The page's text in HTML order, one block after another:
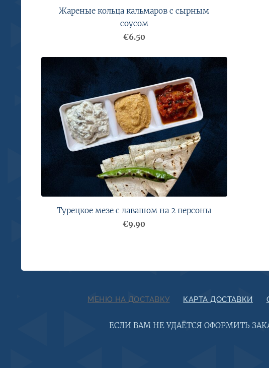
Жареные кольца кальмаров с сырным
соусом
€6.50
Турецкое мезе с лавашом на 2 персоны
€9.90
МЕНЮ НА ДОСТАВКУ КАРТА ДОСТАВКИ
ЕСЛИ ВАМ НЕ УДАЁТСЯ ОФОРМИТЬ